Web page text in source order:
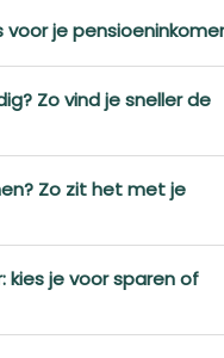
voor je
Zo vind je sneller de
Zo zit het met je
kies je voor sparen of